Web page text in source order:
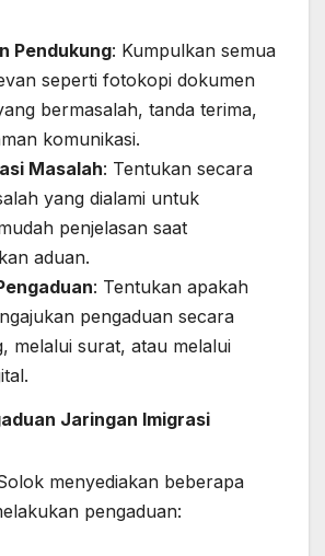
Pendukung: Kumpulkan semua
seperti fotokopi dokumen
bermasalah, tanda terima,
komunikasi.
Masalah: Tentukan secara
yang dialami untuk
penjelasan saat
aduan.
: Tentukan apakah
pengaduan secara
melalui surat, atau melalui
Jaringan Imigrasi
menyediakan beberapa
pengaduan: